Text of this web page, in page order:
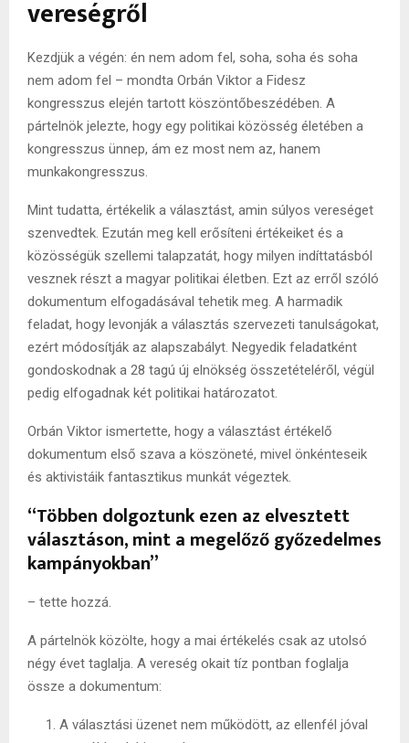
vereségről
Kezdjük a végén: én nem adom fel, soha, soha és soha
nem adom fel – mondta Orbán Viktor a Fidesz
kongresszus elején tartott köszöntőbeszédében. A
pártelnök jelezte, hogy egy politikai közösség életében a
kongresszus ünnep, ám ez most nem az, hanem
munkakongresszus.
Mint tudatta, értékelik a választást, amin súlyos vereséget
szenvedtek. Ezután meg kell erősíteni értékeiket és a
közösségük szellemi talapzatát, hogy milyen indíttatásból
vesznek részt a magyar politikai életben. Ezt az erről szóló
dokumentum elfogadásával tehetik meg. A harmadik
feladat, hogy levonják a választás szervezeti tanulságokat,
ezért módosítják az alapszabályt. Negyedik feladatként
gondoskodnak a 28 tagú új elnökség összetételéről, végül
pedig elfogadnak két politikai határozatot.
Orbán Viktor ismertette, hogy a választást értékelő
dokumentum első szava a köszöneté, mivel önkénteseik
és aktivistáik fantasztikus munkát végeztek.
“Többen dolgoztunk ezen az elvesztett
választáson, mint a megelőző győzedelmes
kampányokban”
– tette hozzá.
A pártelnök közölte, hogy a mai értékelés csak az utolsó
négy évet taglalja. A vereség okait tíz pontban foglalja
össze a dokumentum:
A választási üzenet nem működött, az ellenfél jóval